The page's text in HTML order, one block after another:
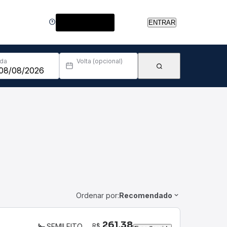
ENTRAR
Volta (opcional)
Ordenar por:Recomendado
R$ 261,38